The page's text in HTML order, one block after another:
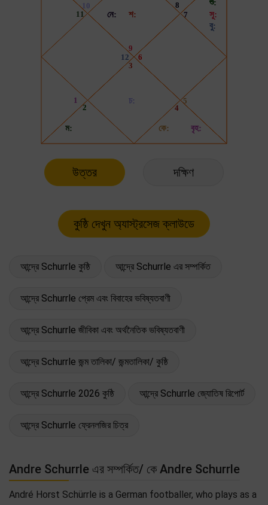
উত্তর দক্ষিণ
আন্দ্রে Schurrle কুষ্ঠি আন্দ্রে Schurrle এর সম্পর্কিত
আন্দ্রে Schurrle প্রেম এবং বিবাহের ভবিষ্যতবাণী
আন্দ্রে Schurrle জীবিকা এবং অর্থনৈতিক ভবিষ্যতবাণী
আন্দ্রে Schurrle জন্ম তালিকা/ জন্মতালিকা/ কুষ্ঠি
আন্দ্রে Schurrle 2026 কুষ্ঠি আন্দ্রে Schurrle জ্যোতিষ রিপোর্ট
আন্দ্রে Schurrle ফ্রেনলজির চিত্র
Andre Schurrle এর সম্পর্কিত/ কে Andre Schurrle
André Horst Schürrle is a German footballer, who plays as a